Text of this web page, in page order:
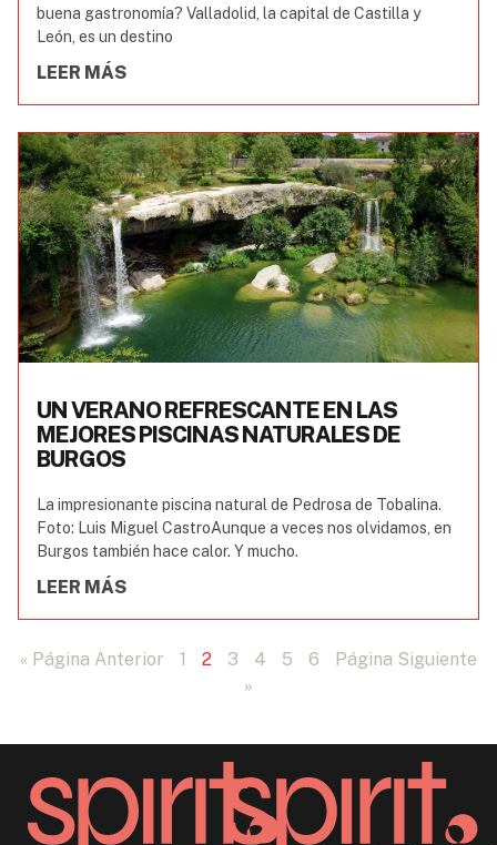
buena gastronomía? Valladolid, la capital de Castilla y
León, es un destino
LEER MÁS
UN VERANO REFRESCANTE EN LAS
MEJORES PISCINAS NATURALES DE
BURGOS
La impresionante piscina natural de Pedrosa de Tobalina.
Foto: Luis Miguel CastroAunque a veces nos olvidamos, en
Burgos también hace calor. Y mucho.
LEER MÁS
« Página Anterior 1 2 3 4 5 6
Página Siguiente
»